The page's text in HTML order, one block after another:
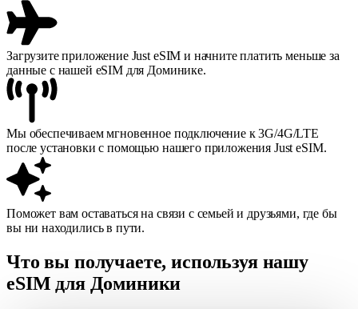
Загрузите приложение Just eSIM и начните платить меньше за
данные с нашей eSIM для Доминике.
Мы обеспечиваем мгновенное подключение к 3G/4G/LTE
после установки с помощью нашего приложения Just eSIM.
Поможет вам оставаться на связи с семьей и друзьями, где бы
вы ни находились в пути.
Что вы получаете, используя нашу
eSIM для Доминики